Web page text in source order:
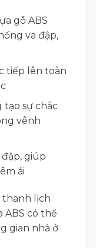
gỗ ABS
va đập,
tiếp lên toàn
tạo sự chắc
vênh
giúp
ái
thanh lịch
ABS có thể
gian nhà ở